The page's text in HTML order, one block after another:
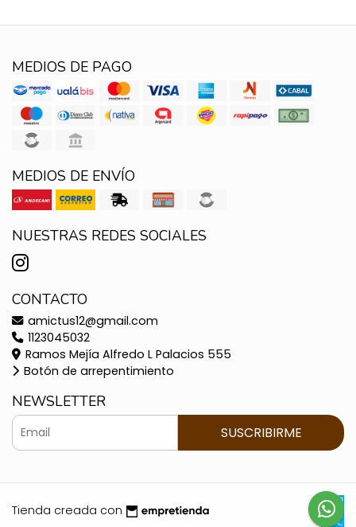
MEDIOS DE PAGO
MEDIOS DE ENVÍO
NUESTRAS REDES SOCIALES
CONTACTO
amictus12@gmail.com
1123045032
Ramos Mejía Alfredo L Palacios 555
Botón de arrepentimiento
NEWSLETTER
SUSCRIBIRME
Tienda creada con